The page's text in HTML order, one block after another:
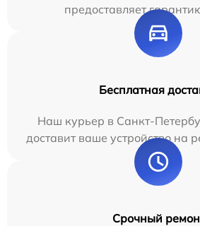
предоставляет
Бесплатная
Наш курьер в Санкт-
доставит ваше устройство на
Срочный